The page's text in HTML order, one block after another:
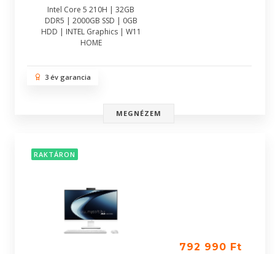
Intel Core 5 210H | 32GB
DDR5 | 2000GB SSD | 0GB
HDD | INTEL Graphics | W11
HOME
3 év garancia
MEGNÉZEM
RAKTÁRON
792 990 Ft